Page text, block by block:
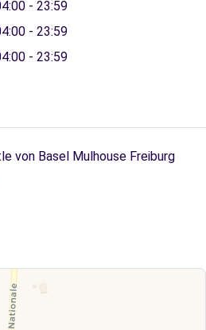
- 23:59
- 23:59
- 23:59
von Basel Mulhouse Freiburg